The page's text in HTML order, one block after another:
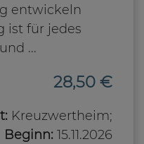
entwickeln
ist für jedes
...
28,50 €
Kreuzwertheim;
Beginn: 15.11.2026